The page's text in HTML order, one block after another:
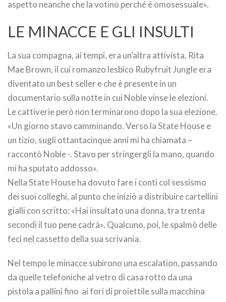
aspetto neanche che la votino perché è omosessuale».
LE MINACCE E GLI INSULTI
La sua compagna, ai tempi, era un’altra attivista, Rita
Mae Brown, il cui romanzo lesbico Rubyfruit Jungle era
diventato un best seller e che è presente in un
documentario sulla notte in cui Noble vinse le elezioni.
Le cattiverie però non terminarono dopo la sua elezione.
«Un giorno stavo camminando. Verso la State House e
un tizio, sugli ottantacinque anni mi ha chiamata –
raccontò Noble -. Stavo per stringergli la mano, quando
mi ha sputato addosso».
Nella State House ha dovuto fare i conti col sessismo
dei suoi colleghi, al punto che iniziò a distribuire cartellini
gialli con scritto: «Hai insultato una donna, tra trenta
secondi il tuo pene cadrà». Qualcuno, poi, le spalmò delle
feci nel cassetto della sua scrivania.
Nel tempo le minacce subirono una escalation, passando
da quelle telefoniche al vetro di casa rotto da una
pistola a pallini fino ai fori di proiettile sulla macchina